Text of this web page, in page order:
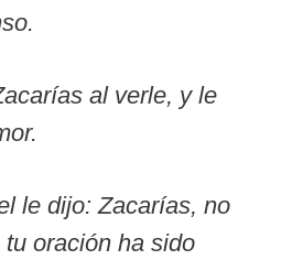
al verle, y le
le dijo: Zacarías, no
oración ha sido